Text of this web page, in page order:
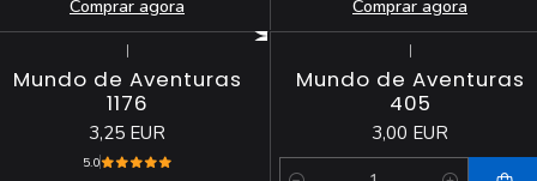
Comprar agora
Comprar agora
|
Mundo de Aventuras
1176
3,25 EUR
5.0
|
Mundo de Aventuras
405
3,00 EUR